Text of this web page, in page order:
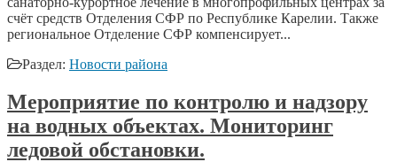
счёт средств Отделения СФР по Республике Карелии. Также
региональное Отделение СФР компенсирует...
Раздел: Новости района
Мероприятие по контролю и надзору
на водных объектах. Мониторинг
ледовой обстановки.